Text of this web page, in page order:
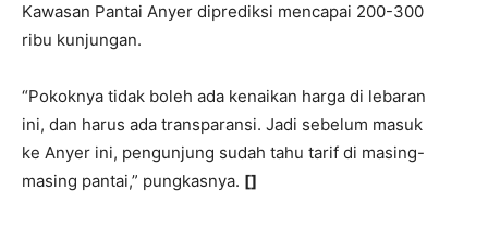
Kawasan Pantai Anyer diprediksi mencapai 200-300
ribu kunjungan.
“Pokoknya tidak boleh ada kenaikan harga di lebaran
ini, dan harus ada transparansi. Jadi sebelum masuk
ke Anyer ini, pengunjung sudah tahu tarif di masing-
masing pantai,” pungkasnya. []